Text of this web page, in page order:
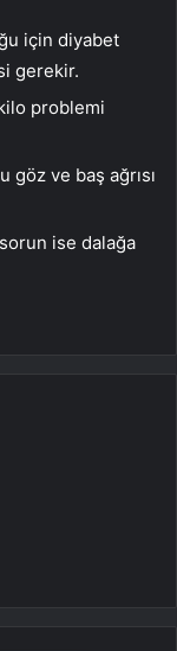
için diyabet
gerekir.
problemi
göz ve baş ağrısı
ise dalağa